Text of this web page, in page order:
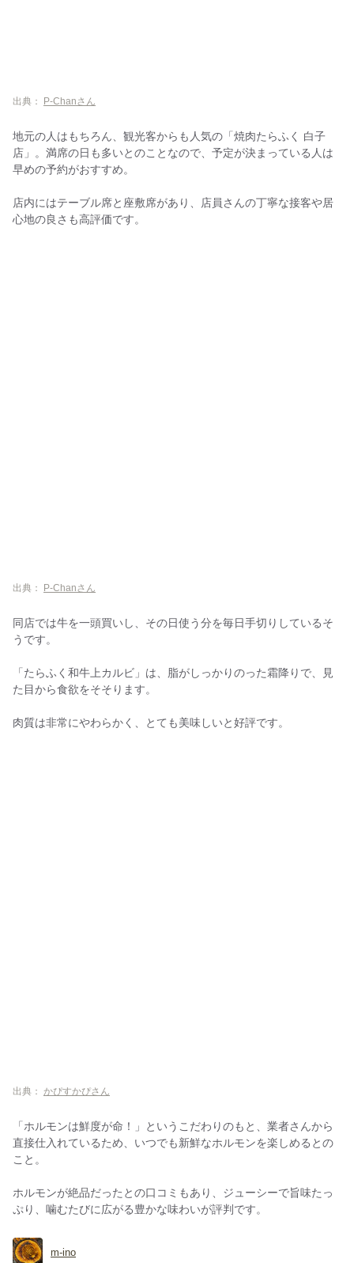
出典： P-Chanさん
地元の人はもちろん、観光客からも人気の「焼肉たらふく 白子
店」。満席の日も多いとのことなので、予定が決まっている人は
早めの予約がおすすめ。
店内にはテーブル席と座敷席があり、店員さんの丁寧な接客や居
心地の良さも高評価です。
出典： P-Chanさん
同店では牛を一頭買いし、その日使う分を毎日手切りしているそ
うです。
「たらふく和牛上カルビ」は、脂がしっかりのった霜降りで、見
た目から食欲をそそります。
肉質は非常にやわらかく、とても美味しいと好評です。
出典： かぴすかぴさん
「ホルモンは鮮度が命！」というこだわりのもと、業者さんから
直接仕入れているため、いつでも新鮮なホルモンを楽しめるとの
こと。
ホルモンが絶品だったとの口コミもあり、ジューシーで旨味たっ
ぷり、噛むたびに広がる豊かな味わいが評判です。
m-ino